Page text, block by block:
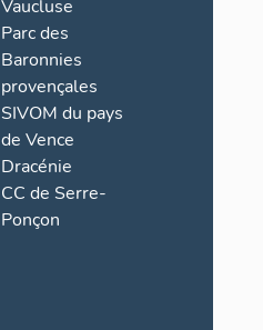
Vaucluse
Parc des
Baronnies
provençales
SIVOM du pays
de Vence
Dracénie
CC de Serre-
Ponçon